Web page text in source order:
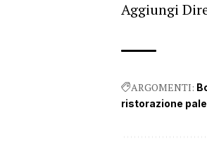
Aggiungi
ARGOMENTI:
ristorazione